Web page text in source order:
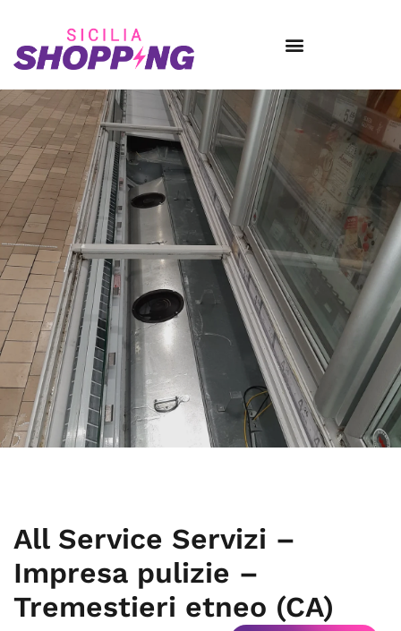
All Service Servizi –
Impresa pulizie –
Tremestieri etneo (CA)